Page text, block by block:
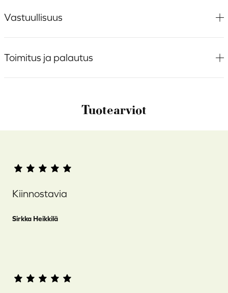
Vastuullisuus
Toimitus ja palautus
Tuotearviot
Kiinnostavia
Sirkka Heikkilä